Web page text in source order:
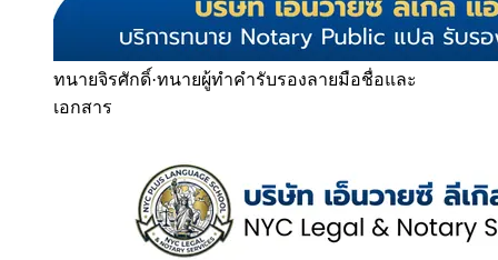
ทนายจิรศักดิ์·ทนายผู้ทำคำรับรองลายมือชื่อและ
เอกสาร